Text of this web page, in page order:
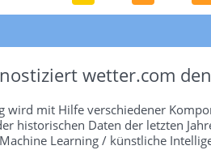
wetter.com
wird mit Hilfe verschiedener
historischen Daten der letzten
Learning / künstliche